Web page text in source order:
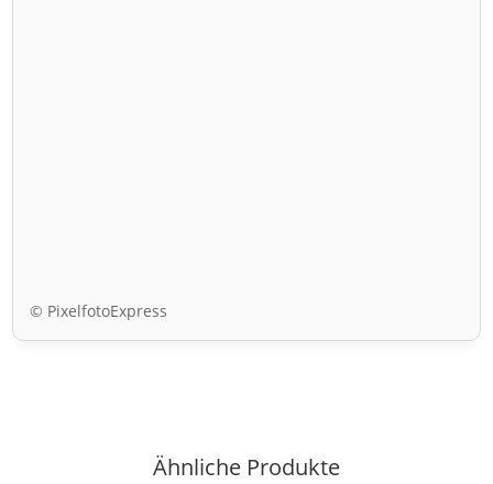
© PixelfotoExpress
Ähnliche Produkte